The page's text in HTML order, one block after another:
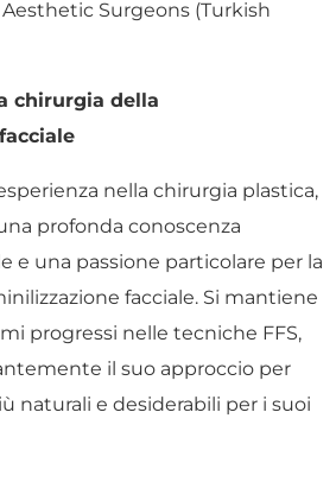
Surgeons (Turkish
chirurgia della
nella chirurgia plastica,
profonda conoscenza
e una passione particolare per la
facciale. Si mantiene
progressi nelle tecniche FFS,
il suo approccio per
naturali e desiderabili per i suoi